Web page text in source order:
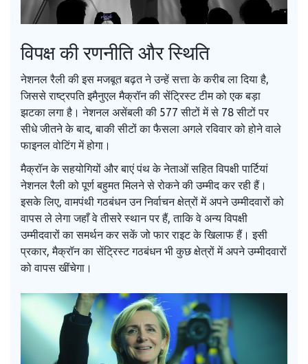
विपक्ष की रणनीति और स्थिति
नेशनल रैली की इस मजबूत बढ़त ने उन्हें सत्ता के करीब ला दिया है,
जिससे राष्ट्रपति इमैनुएल मैक्रॉन की सेंट्रिस्ट टीम को एक बड़ा
झटका लगा है। नेशनल असेंबली की 577 सीटों में से 78 सीटों पर
सीधे जीतने के बाद, बाकी सीटों का फैसला अगले रविवार को होने वाले
फाइनल वोटिंग में होगा।
मैक्रॉन के सहयोगियों और बाएं पंथ के नेताओं सहित विपक्षी पार्टियां
नेशनल रैली को पूर्ण बहुमत मिलने से रोकने की उम्मीद कर रही हैं।
इसके लिए, वामपंथी गठबंधन उन निर्वाचन क्षेत्रों में अपने उम्मीदवारों को
वापस ले लेगा जहाँ वे तीसरे स्थान पर हैं, ताकि वे अन्य विपक्षी
उम्मीदवारों का समर्थन कर सकें जो फार राइट के खिलाफ हैं। इसी
प्रकार, मैक्रॉन का सेंट्रिस्ट गठबंधन भी कुछ क्षेत्रों में अपने उम्मीदवारों
को वापस खींचेगा।